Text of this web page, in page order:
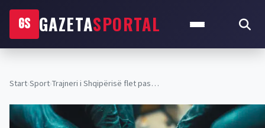
GS GAZETASPORTAL
Start›Sport›Trajneri i Shqipërisë flet pas…